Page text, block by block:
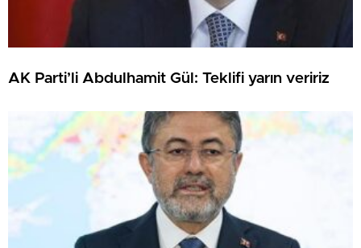
AK Parti’li Abdulhamit Gül: Teklifi yarın veririz